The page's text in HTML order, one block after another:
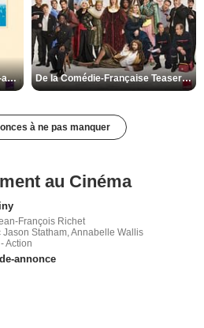
Les Matins merveilleux Bande-annonce VF De la Comédie-Française Teaser VF
à ne pas manquer
au Cinéma
François Richet
Jason Statham, Annabelle Wallis
Action
annonce